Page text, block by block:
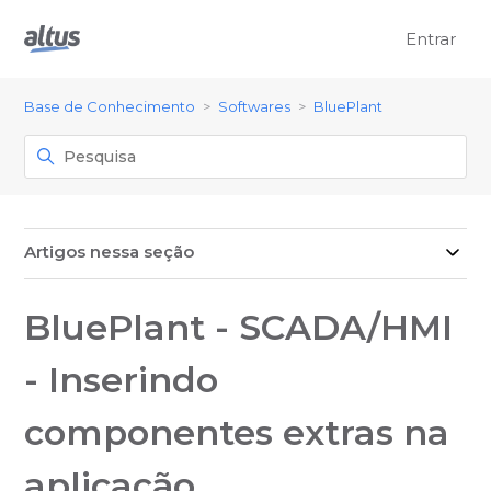
Entrar
Base de Conhecimento Softwares BluePlant
Artigos nessa seção
BluePlant - SCADA/HMI
- Inserindo
componentes extras na